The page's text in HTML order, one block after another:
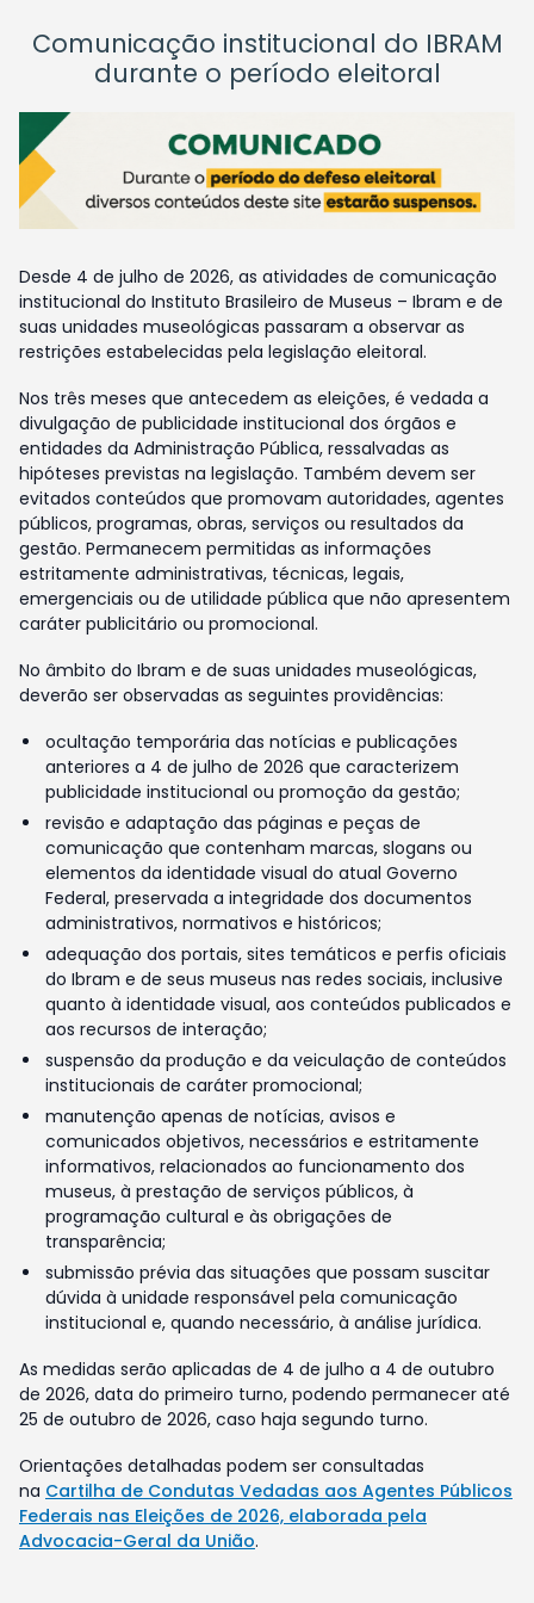
Comunicação institucional do IBRAM
durante o período eleitoral
Desde 4 de julho de 2026, as atividades de comunicação
institucional do Instituto Brasileiro de Museus – Ibram e de
suas unidades museológicas passaram a observar as
restrições estabelecidas pela legislação eleitoral.
Nos três meses que antecedem as eleições, é vedada a
divulgação de publicidade institucional dos órgãos e
entidades da Administração Pública, ressalvadas as
hipóteses previstas na legislação. Também devem ser
evitados conteúdos que promovam autoridades, agentes
públicos, programas, obras, serviços ou resultados da
gestão. Permanecem permitidas as informações
estritamente administrativas, técnicas, legais,
emergenciais ou de utilidade pública que não apresentem
caráter publicitário ou promocional.
No âmbito do Ibram e de suas unidades museológicas,
deverão ser observadas as seguintes providências:
ocultação temporária das notícias e publicações
anteriores a 4 de julho de 2026 que caracterizem
publicidade institucional ou promoção da gestão;
revisão e adaptação das páginas e peças de
comunicação que contenham marcas, slogans ou
elementos da identidade visual do atual Governo
Federal, preservada a integridade dos documentos
administrativos, normativos e históricos;
adequação dos portais, sites temáticos e perfis oficiais
do Ibram e de seus museus nas redes sociais, inclusive
quanto à identidade visual, aos conteúdos publicados e
aos recursos de interação;
suspensão da produção e da veiculação de conteúdos
institucionais de caráter promocional;
manutenção apenas de notícias, avisos e
comunicados objetivos, necessários e estritamente
informativos, relacionados ao funcionamento dos
museus, à prestação de serviços públicos, à
programação cultural e às obrigações de
transparência;
submissão prévia das situações que possam suscitar
dúvida à unidade responsável pela comunicação
institucional e, quando necessário, à análise jurídica.
As medidas serão aplicadas de 4 de julho a 4 de outubro
de 2026, data do primeiro turno, podendo permanecer até
25 de outubro de 2026, caso haja segundo turno.
Orientações detalhadas podem ser consultadas
na Cartilha de Condutas Vedadas aos Agentes Públicos
Federais nas Eleições de 2026, elaborada pela
Advocacia-Geral da União.